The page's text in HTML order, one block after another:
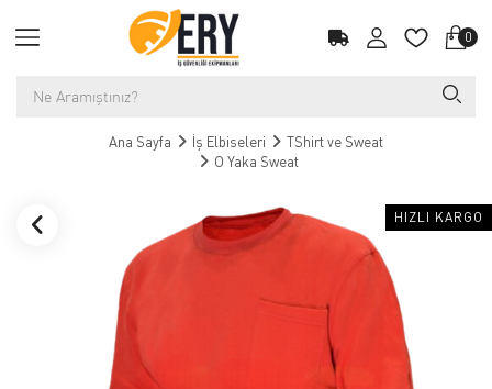
0
Ana Sayfa İş Elbiseleri
TShirt ve Sweat
O Yaka Sweat
HIZLI KARGO